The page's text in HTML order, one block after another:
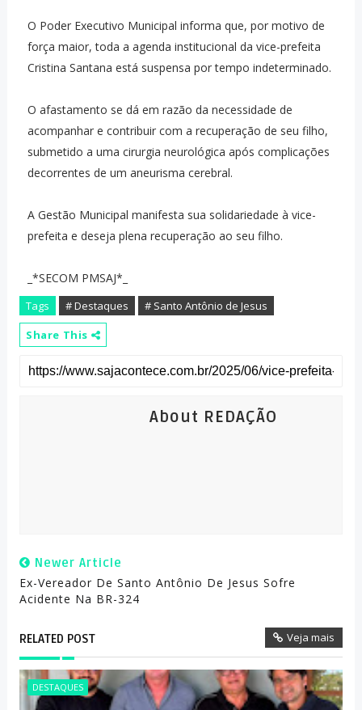
O Poder Executivo Municipal informa que, por motivo de
força maior, toda a agenda institucional da vice-prefeita
Cristina Santana está suspensa por tempo indeterminado.
O afastamento se dá em razão da necessidade de
acompanhar e contribuir com a recuperação de seu filho,
submetido a uma cirurgia neurológica após complicações
decorrentes de um aneurisma cerebral.
A Gestão Municipal manifesta sua solidariedade à vice-
prefeita e deseja plena recuperação ao seu filho.
_*SECOM PMSAJ*_
Tags # Destaques
# Santo Antônio de Jesus
Share This
About REDAÇÃO
Newer Article
Ex-Vereador De Santo Antônio De Jesus Sofre
Acidente Na BR-324
RELATED POST Veja mais
DESTAQUES